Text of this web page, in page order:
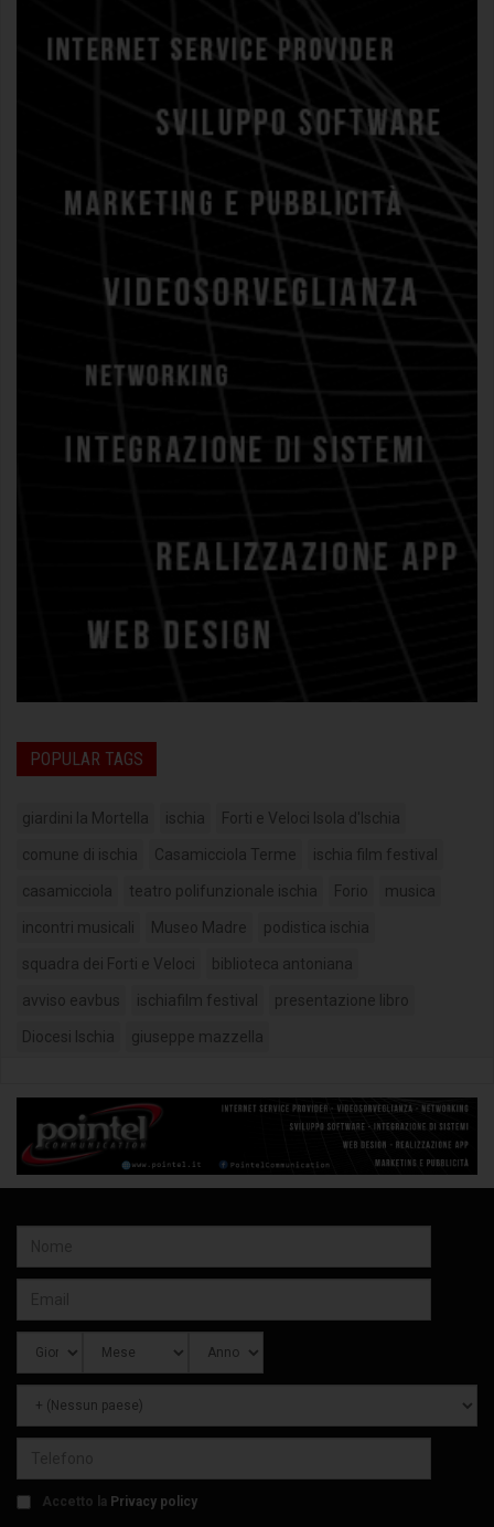
POPULAR TAGS
giardini la Mortella ischia Forti e Veloci Isola d'Ischia
comune di ischia Casamicciola Terme ischia film festival
casamicciola teatro polifunzionale ischia Forio musica
incontri musicali Museo Madre podistica ischia
squadra dei Forti e Veloci biblioteca antoniana
avviso eavbus ischiafilm festival presentazione libro
Diocesi Ischia giuseppe mazzella
Accetto la Privacy policy